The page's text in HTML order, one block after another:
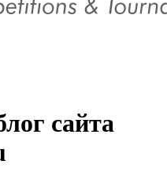
сайта